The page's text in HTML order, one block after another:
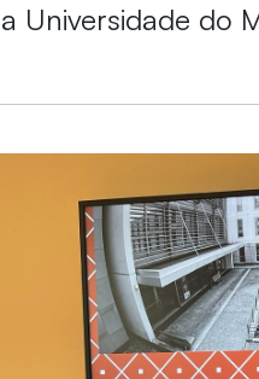
Universidade do